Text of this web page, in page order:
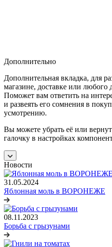
Дополнительно
Дополнительная вкладка, для
магазине, доставке или любого
Поможет вам ответить на
и развеять его сомнения в
усмотрению.
Вы можете убрать её или
галочку в настройках
Новости
31.05.2024
Яблонная моль в ВОРОНЕЖЕ
08.11.2023
Борьба с грызунами